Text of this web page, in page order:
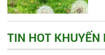
TIN HOT KHUYẾN